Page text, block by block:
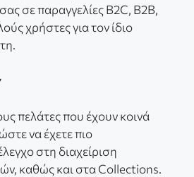
σε παραγγελίες B2C, B2B,
χρήστες για τον ίδιο
πελάτες που έχουν κοινά
να έχετε πιο
στη διαχείριση
καθώς και στα Collections.